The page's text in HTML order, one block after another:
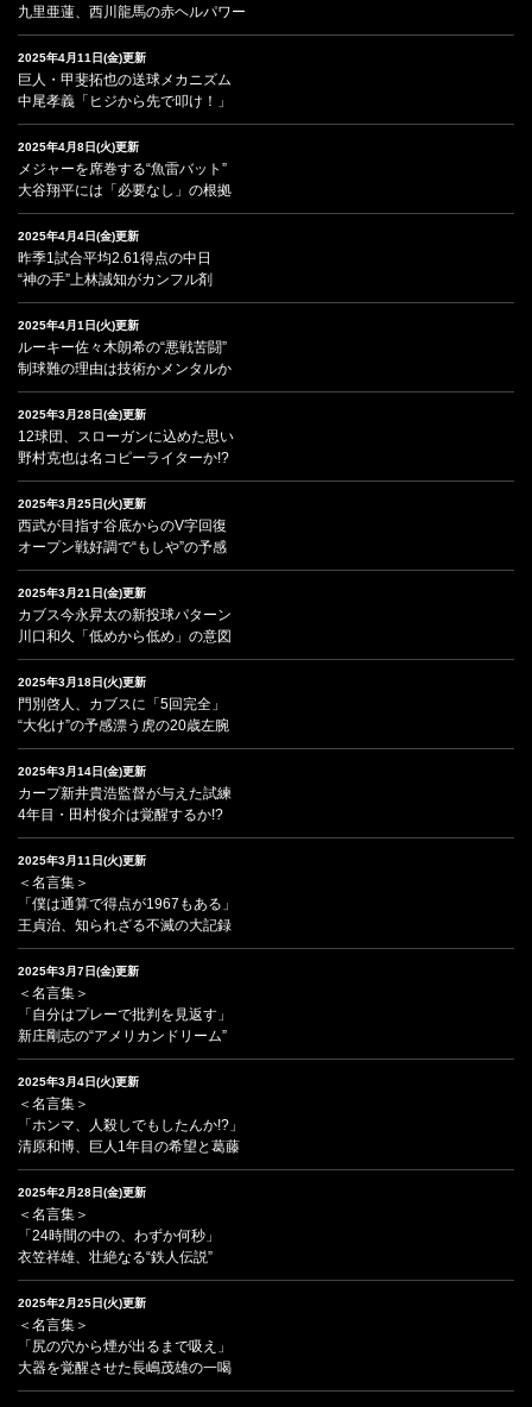
九里亜蓮、西川龍馬の赤ヘルパワー
2025年4月11日(金)更新
巨人・甲斐拓也の送球メカニズム
中尾孝義「ヒジから先で叩け！」
2025年4月8日(火)更新
メジャーを席巻する“魚雷バット”
大谷翔平には「必要なし」の根拠
2025年4月4日(金)更新
昨季1試合平均2.61得点の中日
“神の手”上林誠知がカンフル剤
2025年4月1日(火)更新
ルーキー佐々木朗希の“悪戦苦闘”
制球難の理由は技術かメンタルか
2025年3月28日(金)更新
12球団、スローガンに込めた思い
野村克也は名コピーライターか!?
2025年3月25日(火)更新
西武が目指す谷底からのV字回復
オープン戦好調で“もしや”の予感
2025年3月21日(金)更新
カブス今永昇太の新投球パターン
川口和久「低めから低め」の意図
2025年3月18日(火)更新
門別啓人、カブスに「5回完全」
“大化け”の予感漂う虎の20歳左腕
2025年3月14日(金)更新
カープ新井貴浩監督が与えた試練
4年目・田村俊介は覚醒するか!?
2025年3月11日(火)更新
＜名言集＞
「僕は通算で得点が1967もある」
王貞治、知られざる不滅の大記録
2025年3月7日(金)更新
＜名言集＞
「自分はプレーで批判を見返す」
新庄剛志の“アメリカンドリーム”
2025年3月4日(火)更新
＜名言集＞
「ホンマ、人殺しでもしたんか!?」
清原和博、巨人1年目の希望と葛藤
2025年2月28日(金)更新
＜名言集＞
「24時間の中の、わずか何秒」
衣笠祥雄、壮絶なる“鉄人伝説”
2025年2月25日(火)更新
＜名言集＞
「尻の穴から煙が出るまで吸え」
大器を覚醒させた長嶋茂雄の一喝